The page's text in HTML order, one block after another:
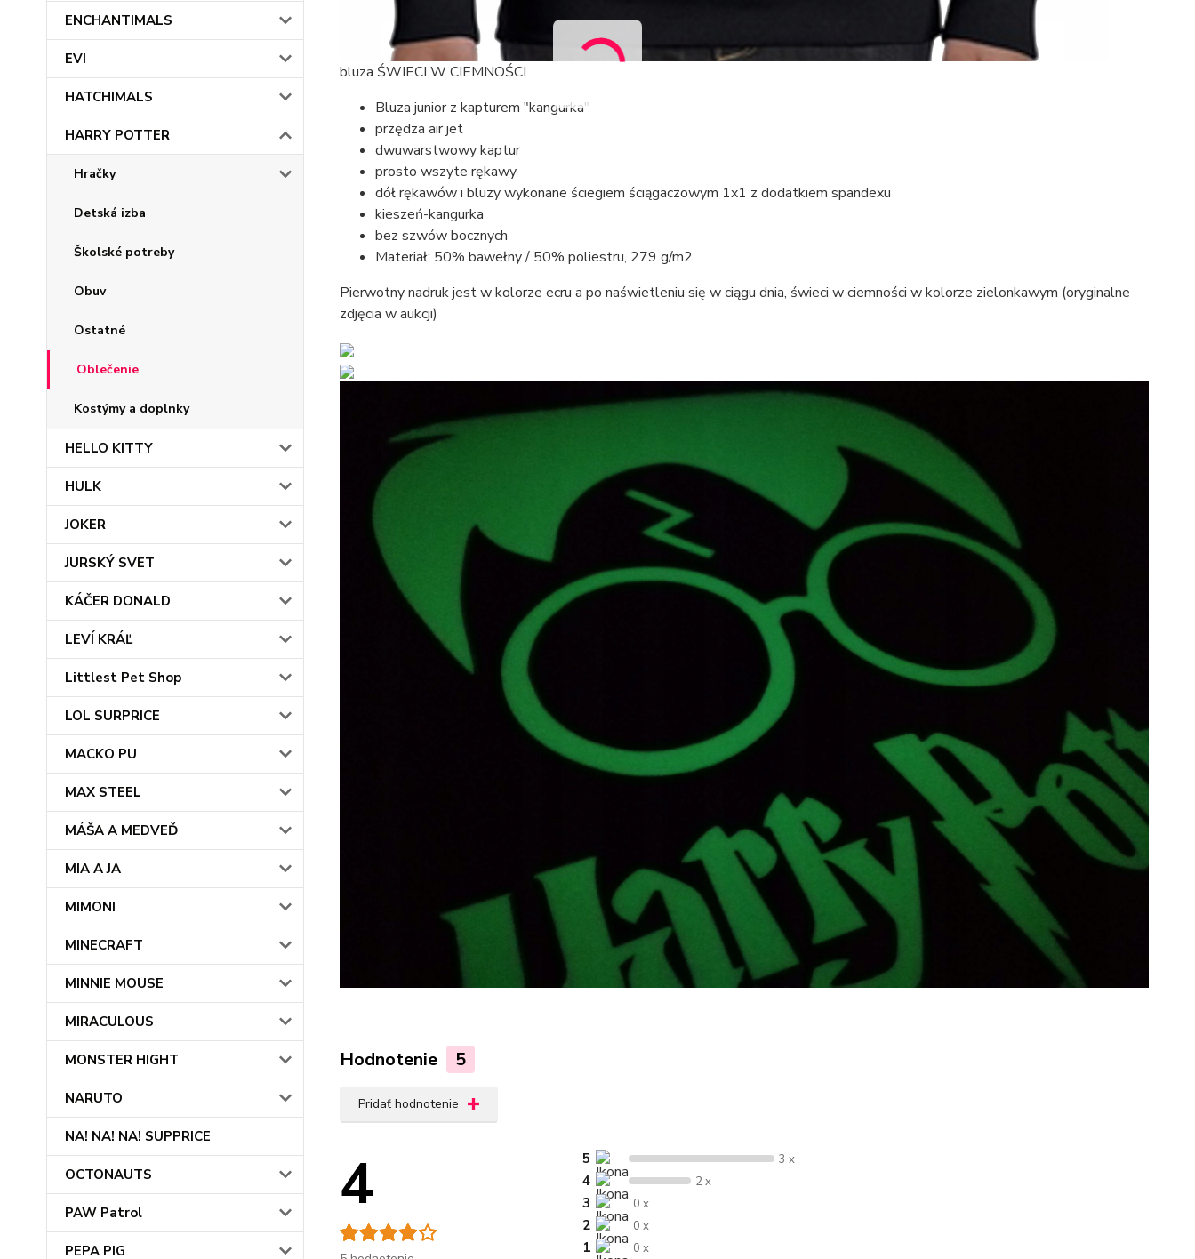
ENCHANTIMALS
EVI
HATCHIMALS
HARRY POTTER
Hračky
Detská izba
Školské potreby
Obuv
Ostatné
Oblečenie
Kostýmy a doplnky
HELLO KITTY
HULK
JOKER
JURSKÝ SVET
KÁČER DONALD
LEVÍ KRÁĽ
Littlest Pet Shop
LOL SURPRICE
MACKO PU
MAX STEEL
MÁŠA A MEDVEĎ
MIA A JA
MIMONI
MINECRAFT
MINNIE MOUSE
MIRACULOUS
MONSTER HIGHT
NARUTO
NA! NA! NA! SUPPRICE
OCTONAUTS
PAW Patrol
PEPA PIG
bluza ŚWIECI W CIEMNOŚCI
Bluza junior z kapturem "kangurka"
przędza air jet
dwuwarstwowy kaptur
prosto wszyte rękawy
dół rękawów i bluzy wykonane ściegiem ściągaczowym 1x1 z dodatkiem spandexu
kieszeń-kangurka
bez szwów bocznych
Materiał: 50% bawełny / 50% poliestru, 279 g/m2
Pierwotny nadruk jest w kolorze ecru a po naświetleniu się w ciągu dnia, świeci w ciemności w kolorze zielonkawym (oryginalne
zdjęcia w aukcji)
Hodnotenie 5
Pridať hodnotenie
4 5 3 x
4 2 x
3 0 x
2 0 x
1 0 x